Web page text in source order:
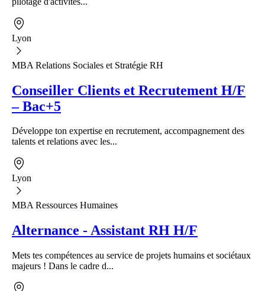
Lyon
MBA Relations Sociales et Stratégie RH
Conseiller Clients et Recrutement H/F
– Bac+5
Développe ton expertise en recrutement, accompagnement des
talents et relations avec les...
Lyon
MBA Ressources Humaines
Alternance - Assistant RH H/F
Mets tes compétences au service de projets humains et sociétaux
majeurs ! Dans le cadre d...